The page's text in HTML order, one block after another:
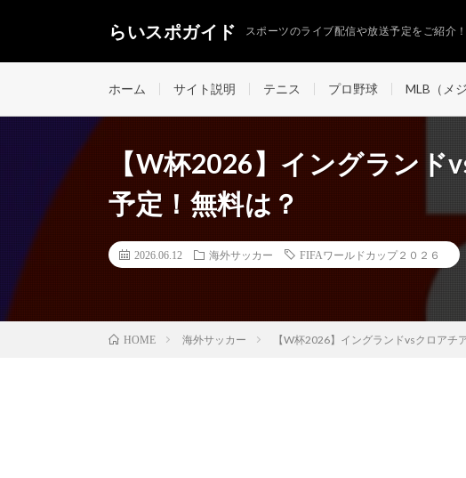
らいスポガイド スポーツのライブ配信や放送予定をご紹介！
ホーム サイト説明 テニス プロ野球 MLB（メ
【W杯2026】イングラン
予定！無料は？
2026.06.12 海外サッカー FIFAワールドカップ２０２６
HOME 海外サッカー 【W杯2026】イングランドvsクロアチ